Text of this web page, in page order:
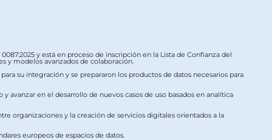
y está en proceso de inscripción en la Lista de Confianza del
y modelos avanzados de colaboración.
su integración y se prepararon los productos de datos necesarios para
en el desarrollo de nuevos casos de uso basados en analítica
organizaciones y la creación de servicios digitales orientados a la
europeos de espacios de datos.